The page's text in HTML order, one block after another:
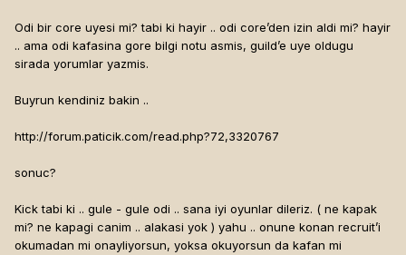
Odi bir core uyesi mi? tabi ki hayir .. odi core’den izin aldi mi? hayir
.. ama odi kafasina gore bilgi notu asmis, guild’e uye oldugu
sirada yorumlar yazmis.
Buyrun kendiniz bakin ..
http://forum.paticik.com/read.php?72,3320767
sonuc?
Kick tabi ki .. gule - gule odi .. sana iyi oyunlar dileriz. ( ne kapak
mi? ne kapagi canim .. alakasi yok ) yahu .. onune konan recruit’i
okumadan mi onayliyorsun, yoksa okuyorsun da kafan mi